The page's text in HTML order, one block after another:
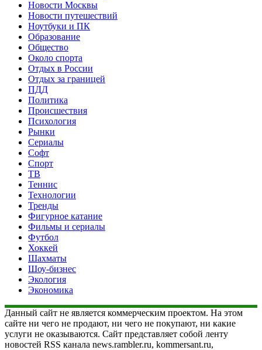
Новости Москвы
Новости путешествий
Ноутбуки и ПК
Образование
Общество
Около спорта
Отдых в России
Отдых за границей
ПДД
Политика
Происшествия
Психология
Рынки
Сериалы
Софт
Спорт
ТВ
Теннис
Технологии
Тренды
Фигурное катание
Фильмы и сериалы
Футбол
Хоккей
Шахматы
Шоу-бизнес
Экология
Экономика
Данный сайт не является коммерческим проектом. На этом
сайте ни чего не продают, ни чего не покупают, ни какие
услуги не оказываются. Сайт представляет собой ленту
новостей RSS канала news.rambler.ru, kommersant.ru,